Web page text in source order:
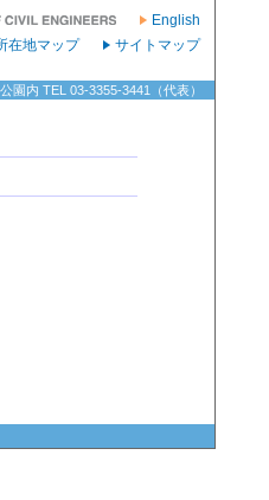
English
サイトマップ
在地マップ
園内 TEL 03-3355-3441（代表）